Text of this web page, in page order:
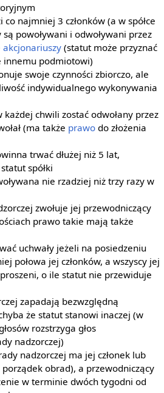
co najmniej 3 członków (a w spółce
powoływani i odwoływani przez
(statut może przyznać
innemu podmiotowi)
swoje czynności zbiorczo, ale
indywidualnego wykonywania
każdej chwili zostać odwołany przez
(ma także prawo do złożenia
trwać dłużej niż 5 lat,
spółki
nie rzadziej niż trzy razy w
zwołuje jej przewodniczący
prawo takie mają także
uchwały jeżeli na posiedzeniu
połowa jej członków, a wszyscy jej
o ile statut nie przewiduje
zapadają bezwzględną
że statut stanowi inaczej (w
rozstrzyga głos
nadzorczej)
nadzorczej ma jej członek lub
obrad), a przewodniczący
w terminie dwóch tygodni od